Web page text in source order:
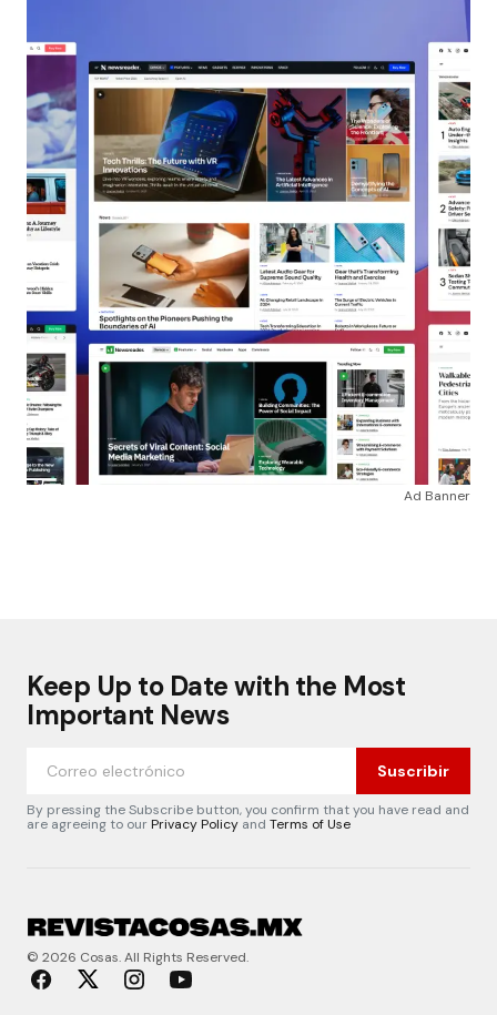
Ad Banner
Keep Up to Date with the Most
Important News
Suscribir
By pressing the Subscribe button, you confirm that you have read and
are agreeing to ourPrivacy Policy and Terms of Use
© 2026 Cosas. All Rights Reserved.